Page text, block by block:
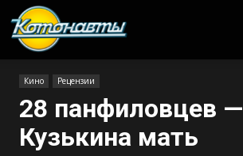
Кино Рецензии
28 панфиловцев —
Кузькина мать